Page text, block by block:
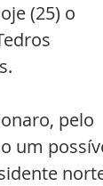
(25) o
pelo
um